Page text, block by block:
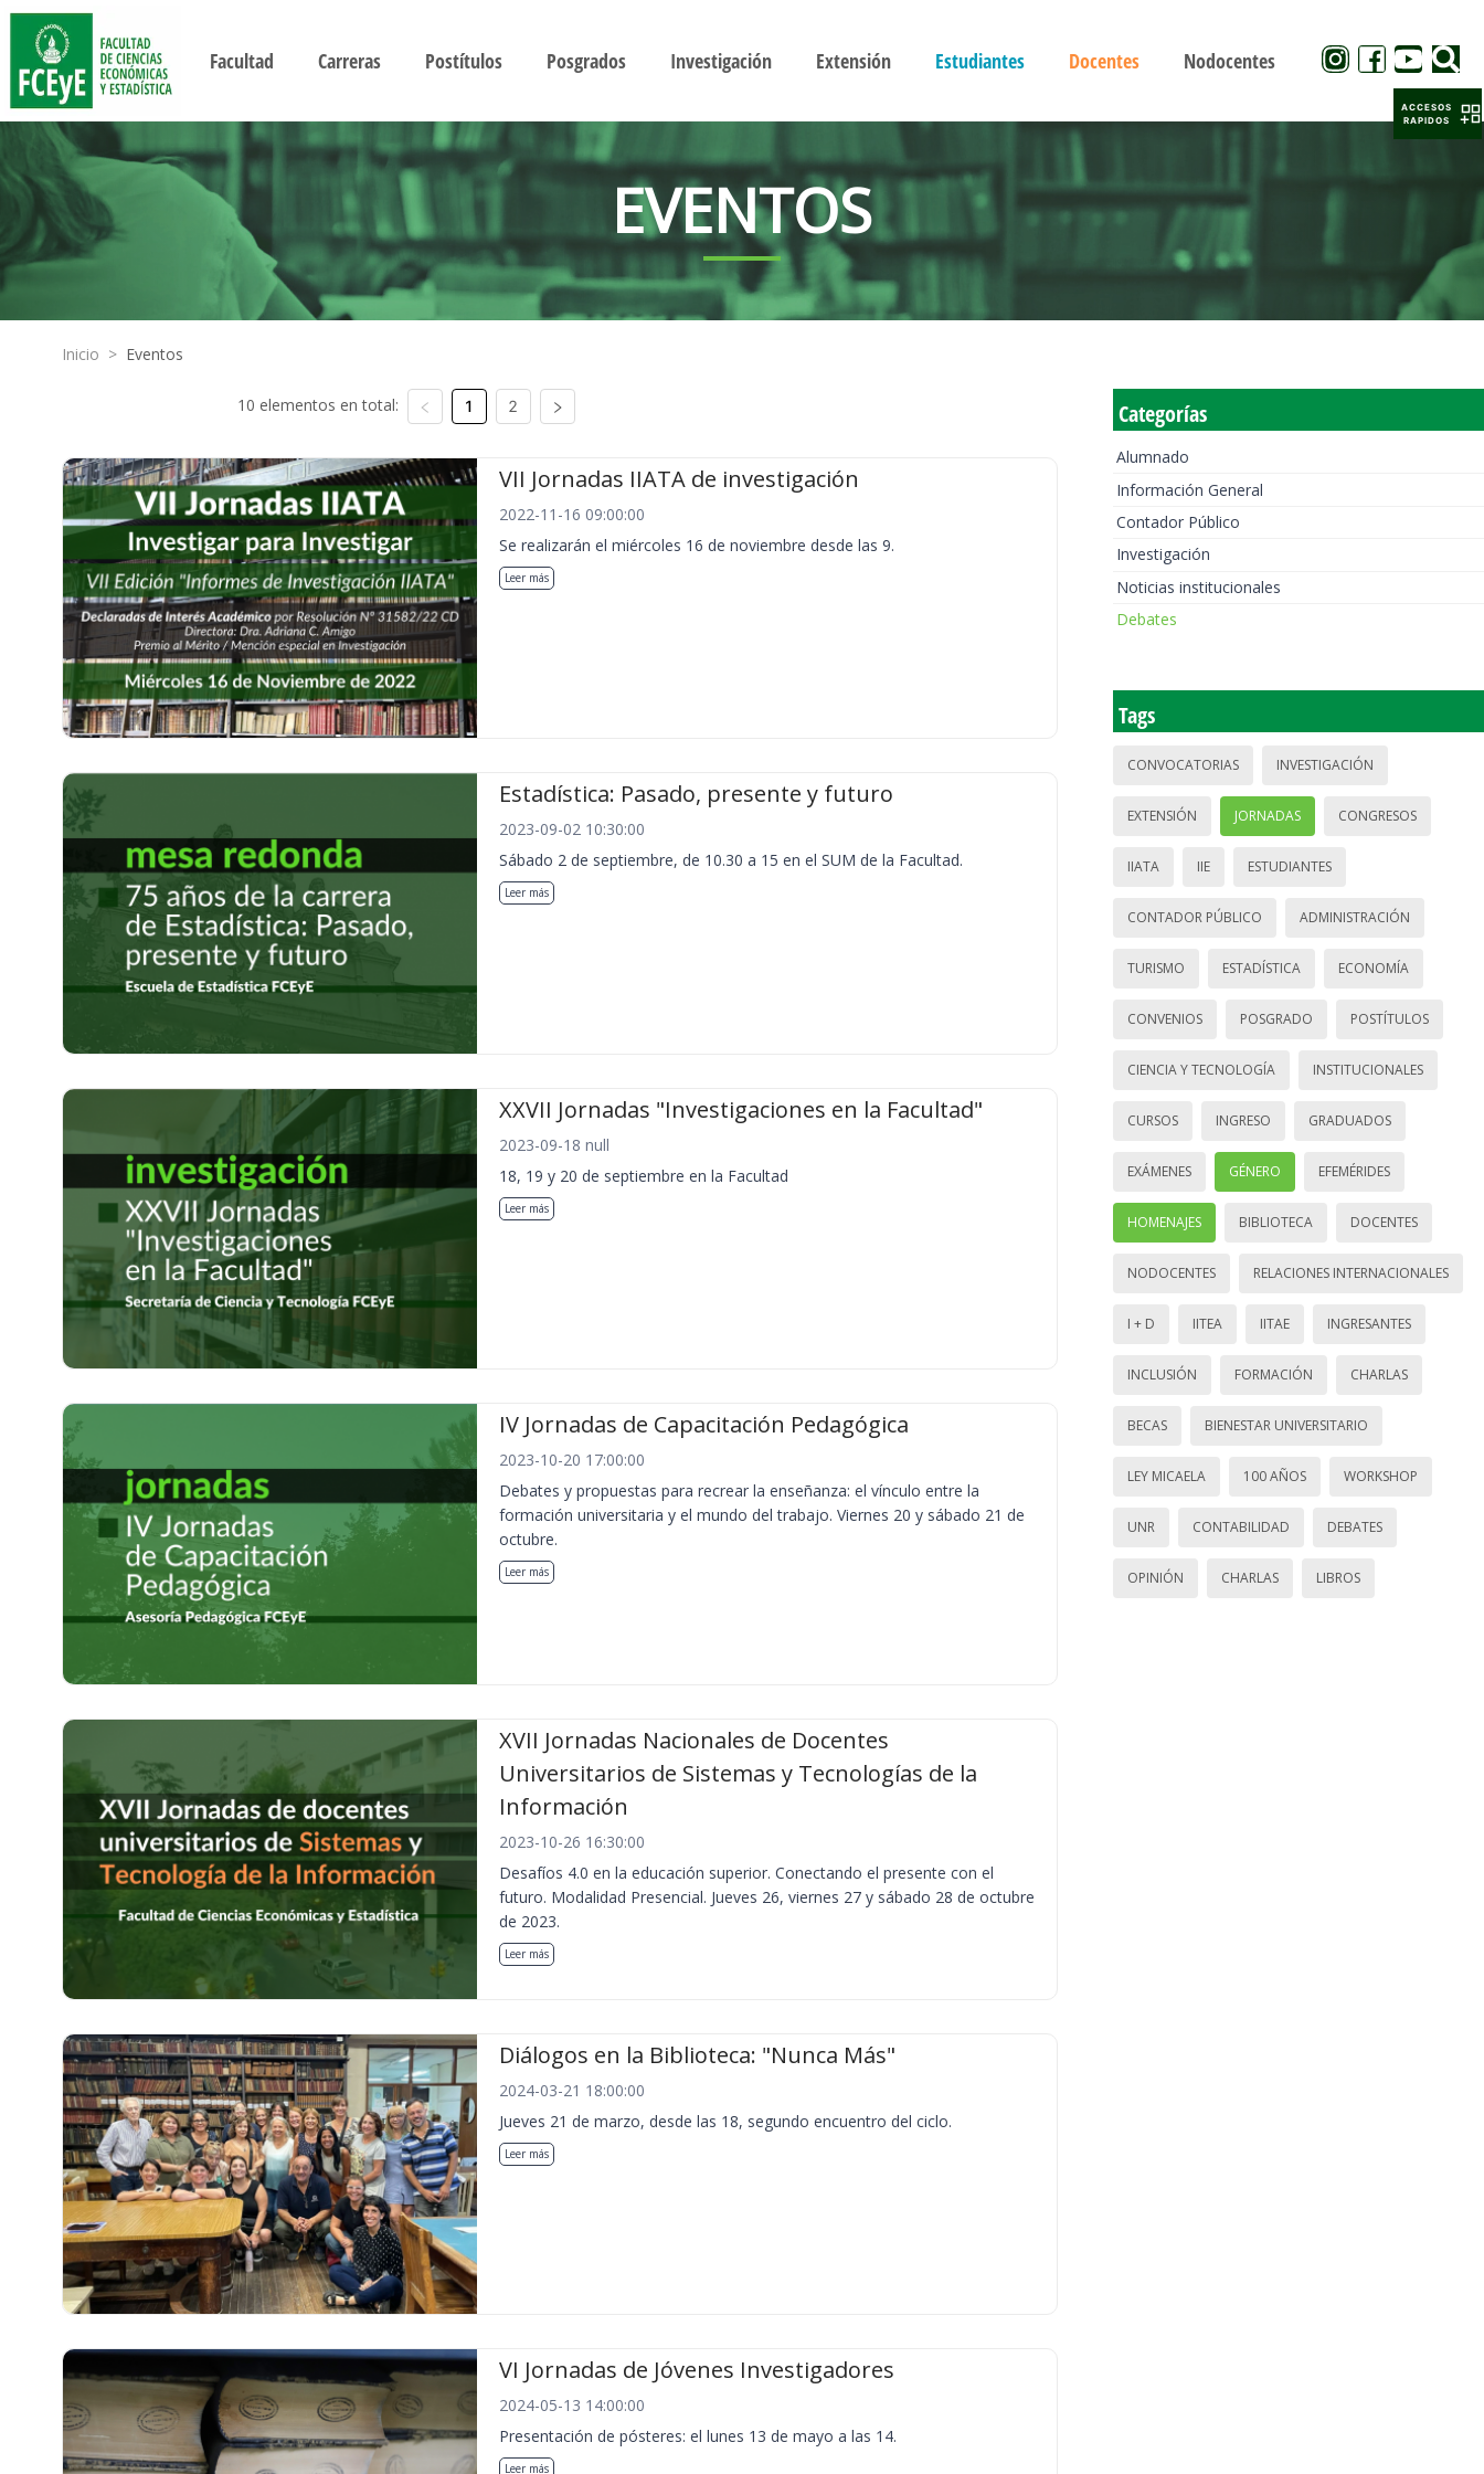
Facultad Carreras Postítulos Posgrados Investigación Extensión Estudiantes Docentes Nodocentes
EVENTOS
Inicio > Eventos
10 elementos en total: 1 2
VII Jornadas IIATA de investigación
2022-11-16 09:00:00
Se realizarán el miércoles 16 de noviembre desde las 9.
Leer más
Estadística: Pasado, presente y futuro
2023-09-02 10:30:00
Sábado 2 de septiembre, de 10.30 a 15 en el SUM de la Facultad.
Leer más
XXVII Jornadas "Investigaciones en la Facultad"
2023-09-18 null
18, 19 y 20 de septiembre en la Facultad
Leer más
IV Jornadas de Capacitación Pedagógica
2023-10-20 17:00:00
Debates y propuestas para recrear la enseñanza: el vínculo entre la
formación universitaria y el mundo del trabajo. Viernes 20 y sábado 21 de
octubre.
Leer más
XVII Jornadas Nacionales de Docentes
Universitarios de Sistemas y Tecnologías de la
Información
2023-10-26 16:30:00
Desafíos 4.0 en la educación superior. Conectando el presente con el
futuro. Modalidad Presencial. Jueves 26, viernes 27 y sábado 28 de octubre
de 2023.
Leer más
Diálogos en la Biblioteca: "Nunca Más"
2024-03-21 18:00:00
Jueves 21 de marzo, desde las 18, segundo encuentro del ciclo.
Leer más
VI Jornadas de Jóvenes Investigadores
2024-05-13 14:00:00
Presentación de pósteres: el lunes 13 de mayo a las 14.
Leer más
Categorías
Alumnado
Información General
Contador Público
Investigación
Noticias institucionales
Debates
Tags
CONVOCATORIAS INVESTIGACIÓN
EXTENSIÓN JORNADAS CONGRESOS
IIATA IIE ESTUDIANTES
CONTADOR PÚBLICO ADMINISTRACIÓN
TURISMO ESTADÍSTICA ECONOMÍA
CONVENIOS POSGRADO POSTÍTULOS
CIENCIA Y TECNOLOGÍA INSTITUCIONALES
CURSOS INGRESO GRADUADOS
EXÁMENES GÉNERO EFEMÉRIDES
HOMENAJES BIBLIOTECA DOCENTES
NODOCENTES RELACIONES INTERNACIONALES
I + D IITEA IITAE INGRESANTES
INCLUSIÓN FORMACIÓN CHARLAS
BECAS BIENESTAR UNIVERSITARIO
LEY MICAELA 100 AÑOS WORKSHOP
UNR CONTABILIDAD DEBATES
OPINIÓN CHARLAS LIBROS
ACCESOS
RAPIDOS